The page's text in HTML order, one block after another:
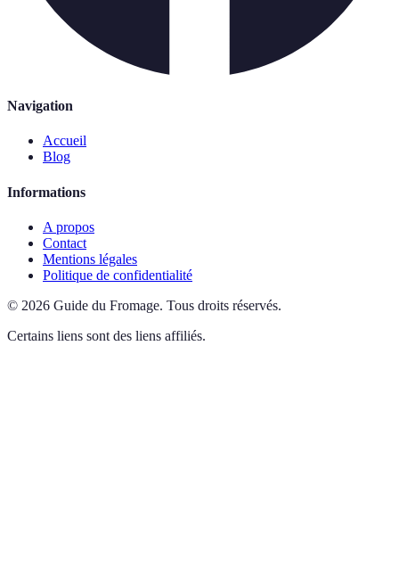
Navigation
Accueil
Blog
Informations
A propos
Contact
Mentions légales
Politique de confidentialité
© 2026 Guide du Fromage. Tous droits réservés.
Certains liens sont des liens affiliés.